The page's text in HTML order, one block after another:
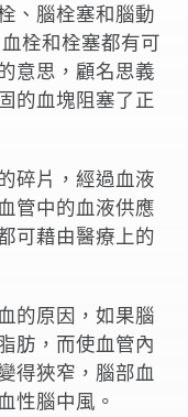
、腦栓塞和腦動
栓和栓塞都有可
意思，顧名思義
的血塊阻塞了正
碎片，經過血液
管中的血液供應
可藉由醫療上的
的原因，如果腦
肪，而使血管內
得狹窄，腦部血
性腦中風。